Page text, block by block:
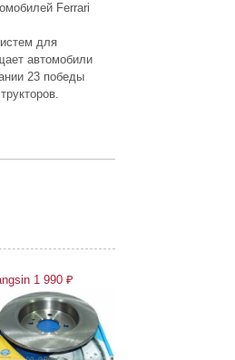
Ferrari
для
автомобили
23 победы
1 990 ₽